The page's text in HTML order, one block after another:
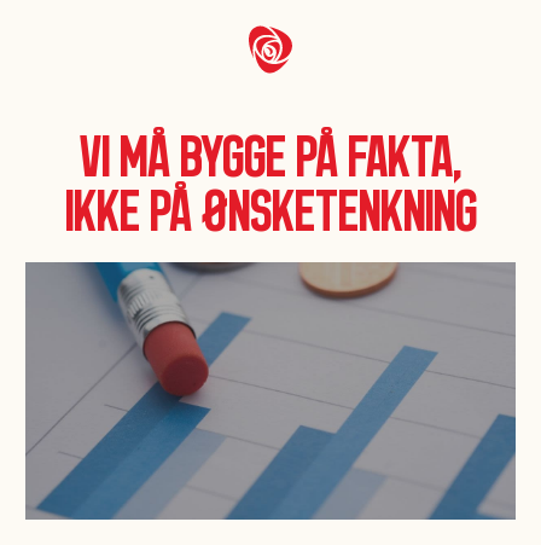
Vi må bygge på fakta,
ikke på ønsketenkning